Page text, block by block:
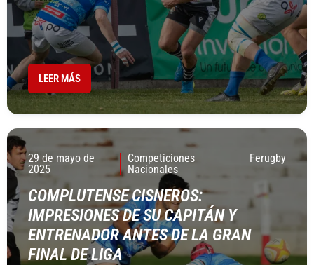
LEER MÁS
29 de mayo de
2025
Competiciones
Nacionales
Ferugby
COMPLUTENSE CISNEROS:
IMPRESIONES DE SU CAPITÁN Y
ENTRENADOR ANTES DE LA GRAN
FINAL DE LIGA